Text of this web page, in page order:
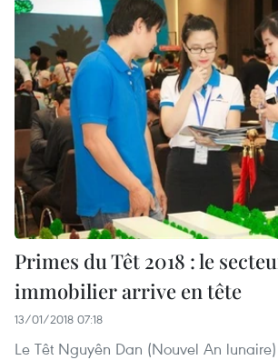
Primes du Têt 2018 : le
immobilier arrive en tête
13/01/2018 07:18
Le Têt Nguyên Dan (Nouvel An